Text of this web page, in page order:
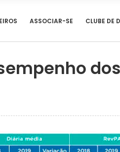
ASSOCIAR-SE CLUBE DE